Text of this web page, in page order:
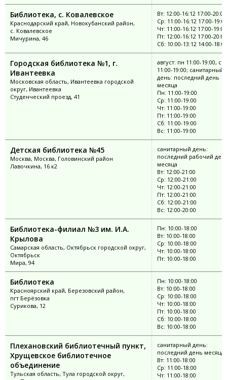
Библиотека, с. Ковалевское
Краснодарский край, Новокубанский район,
с. Ковалевское
Мичурина, 46
Вт: 12:00-16:12 17:00-20:00
Ср: 11:00-16:12 17:00-19:00
Чт: 11:00-16:12 17:00-19:00
Пт: 12:00-16:12 17:00-20:00
Сб: 10:00-13:12 14:00-18:00
Городская библиотека №1, г.
Ивантеевка
Московская область, Ивантеевка городской
округ, Ивантеевка
Студенческий проезд, 41
август: пн 11:00-19:00,
11:00-19:00; санитарный
день: последний день
месяца
Пн: 11:00-19:00
Ср: 11:00-19:00
Чт: 11:00-19:00
Пт: 11:00-19:00
Сб: 11:00-19:00
Вс: 11:00-19:00
Детская библиотека №45
Москва, Москва, Головинский район
Лавочкина, 16 к2
санитарный день:
последний рабочий
месяца
Вт: 12:00-21:00
Ср: 12:00-21:00
Чт: 12:00-21:00
Пт: 12:00-21:00
Сб: 12:00-21:00
Вс: 12:00-20:00
Библиотека-филиал №3 им. И.А.
Крылова
Самарская область, Октябрьск городской округ,
Октябрьск
Мира, 94
Пн: 10:00-18:00
Вт: 10:00-18:00
Ср: 10:00-18:00
Чт: 10:00-18:00
Пт: 10:00-18:00
Библиотека
Красноярский край, Березовский район,
пгт Берёзовка
Сурикова, 12
Пн: 10:00-18:00
Вт: 10:00-18:00
Ср: 10:00-18:00
Чт: 10:00-18:00
Пт: 10:00-18:00
Сб: 10:00-18:00
Вс: 10:00-18:00
Плехановский библиотечный пункт,
Хрущевское библиотечное
объединение
Тульская область, Тула городской округ,
санитарный день:
последний день месяца
Вт: 11:00-18:00
Ср: 11:00-18:00
Чт: 11:00-18:00